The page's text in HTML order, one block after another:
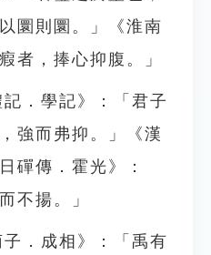
圜則圜。」《淮南
者，捧心抑腹。」
．學記》：「君子
強而弗抑。」《漢
磾傳．霍光》：
不揚。」
．成相》：「禹有